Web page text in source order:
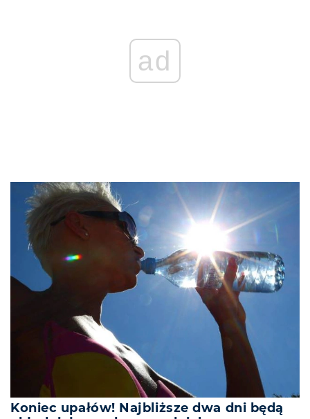
ad
Koniec upałów! Najbliższe dwa dni będą